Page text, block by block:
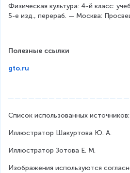
Физическая культура: 4-й класс:
5-е изд., перераб. — Москва:
Полезные ссылки
gto.ru
Список использованных источников:
Иллюстратор Шакуртова Ю. А.
Иллюстратор Зотова Е. М.
Изображения используются